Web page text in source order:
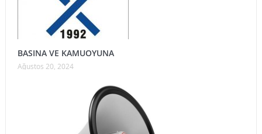
BASINA VE KAMUOYUNA
Ağustos 20, 2024